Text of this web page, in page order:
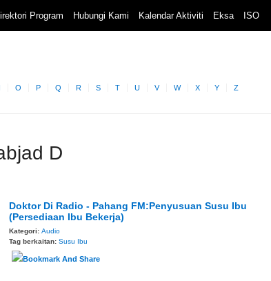
Program Hubungi Kami Kalendar Aktiviti Eksa ISO
O P Q R S T U V W X Y Z
D
Doktor Di Radio - Pahang FM:Penyusuan Susu Ibu
(Persediaan Ibu Bekerja)
Kategori:Audio
Tag berkaitan:Susu Ibu